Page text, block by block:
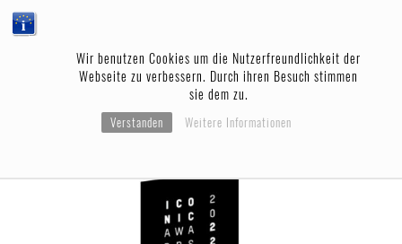
Wir benutzen Cookies um die Nutzerfreundlichkeit der
Webseite zu verbessern. Durch ihren Besuch stimmen
sie dem zu.
Verstanden Weitere Informationen